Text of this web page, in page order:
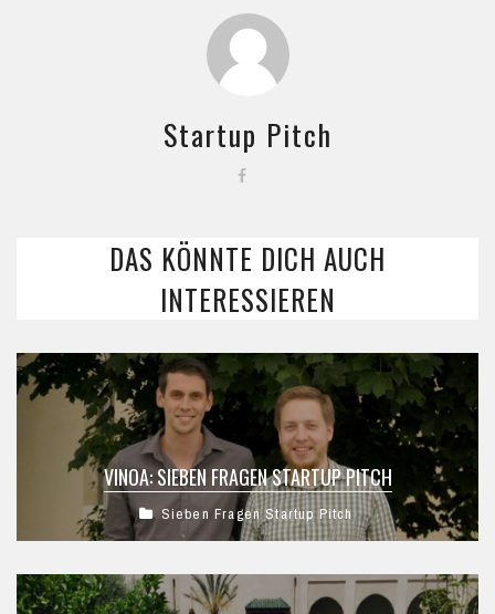
Startup Pitch
DAS KÖNNTE DICH AUCH
INTERESSIEREN
VINOA: SIEBEN FRAGEN STARTUP PITCH
Sieben Fragen Startup Pitch